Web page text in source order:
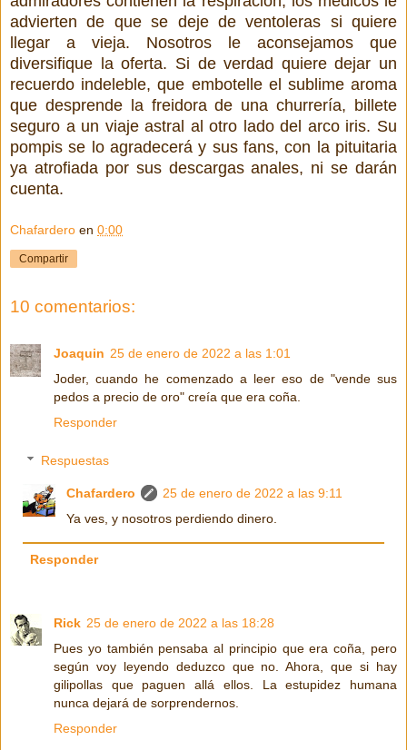
advierten de que se deje de ventoleras si quiere
llegar a vieja. Nosotros le aconsejamos que
diversifique la oferta. Si de verdad quiere dejar un
recuerdo indeleble, que embotelle el sublime aroma
que desprende la freidora de una churrería, billete
seguro a un viaje astral al otro lado del arco iris. Su
pompis se lo agradecerá y sus fans, con la pituitaria
ya atrofiada por sus descargas anales, ni se darán
cuenta.
Chafardero en 0:00
Compartir
10 comentarios:
Joaquin 25 de enero de 2022 a las 1:01
Joder, cuando he comenzado a leer eso de "vende sus
pedos a precio de oro" creía que era coña.
Responder
Respuestas
Chafardero
25 de enero de 2022 a las 9:11
Ya ves, y nosotros perdiendo dinero.
Responder
Rick 25 de enero de 2022 a las 18:28
Pues yo también pensaba al principio que era coña, pero
según voy leyendo deduzco que no. Ahora, que si hay
gilipollas que paguen allá ellos. La estupidez humana
nunca dejará de sorprendernos.
Responder